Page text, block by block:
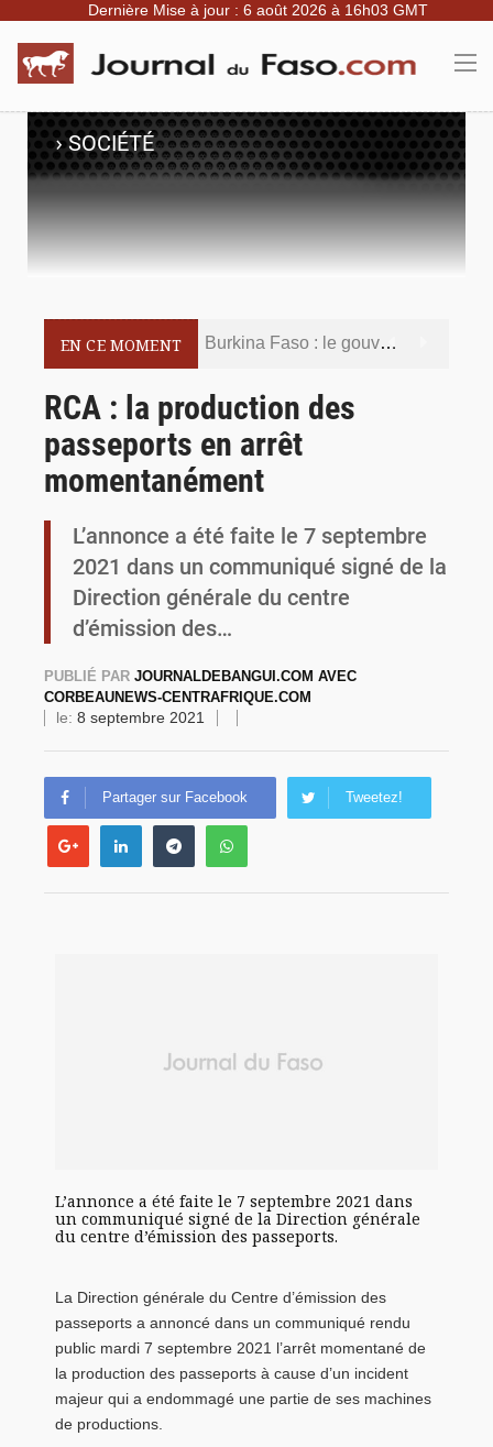
Dernière Mise à jour : 6 août 2026 à 16h03 GMT
›SOCIÉTÉ
EN CE MOMENT Burkina Faso : le gouvernement met en demeure l’artiste Kosa Pic de retirer de toutes les plateformes, ses contenus jugés contraires aux bonnes mœurs
Commémoration du 4 août : Ibrahim Traoré appelle à une mobilisation totale pour la souveraineté nationale
RCA : la production des
passeports en arrêt
momentanément
L’annonce a été faite le 7 septembre
2021 dans un communiqué signé de la
Direction générale du centre
d’émission des…
PUBLIÉ PAR JOURNALDEBANGUI.COM AVEC
CORBEAUNEWS-CENTRAFRIQUE.COM
le: 8 septembre 2021
Partager sur Facebook Tweetez!
L’annonce a été faite le 7 septembre 2021 dans
un communiqué signé de la Direction générale
du centre d’émission des passeports.
La Direction générale du Centre d’émission des
passeports a annoncé dans un communiqué rendu
public mardi 7 septembre 2021 l’arrêt momentané de
la production des passeports à cause d’un incident
majeur qui a endommagé une partie de ses machines
de productions.